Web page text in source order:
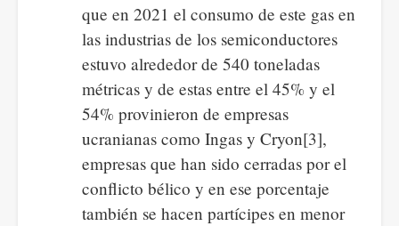
que en 2021 el consumo de este gas en
las industrias de los semiconductores
estuvo alrededor de 540 toneladas
métricas y de estas entre el 45% y el
54% provinieron de empresas
ucranianas como Ingas y Cryon[3],
empresas que han sido cerradas por el
conflicto bélico y en ese porcentaje
también se hacen partícipes en menor